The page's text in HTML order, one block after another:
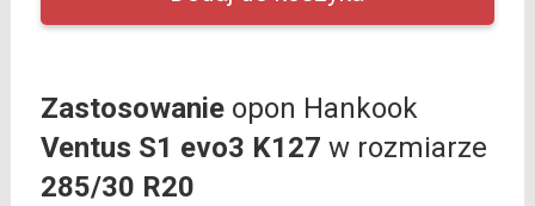
Zastosowanieopon Hankook
Ventus S1 evo3 K127 w rozmiarze
285/30 R20